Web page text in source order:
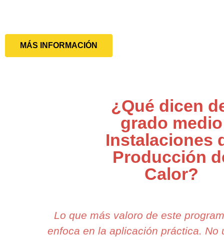
MÁS INFORMACIÓN
¿Qué dicen
grado medio
Instalaciones
Producción
Calor?
Lo que más valoro de este
enfoca en la aplicación práctica. No